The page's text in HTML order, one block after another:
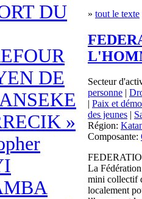
DU
DE
»
» tout le texte
Secteur
personne |
| Paix et
des jeunes |
Région:
Composante:
La
mini collectif
localement